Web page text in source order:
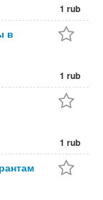
1 rub
в
1 rub
1 rub